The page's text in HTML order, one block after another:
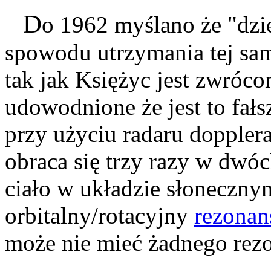
Do 1962 myślano że
spowodu utrzymania tej
tak jak Księżyc jest
udowodnione że jest to
przy użyciu radaru
obraca się trzy razy w
ciało w układzie
orbitalny/rotacyjny
może nie mieć żadnego